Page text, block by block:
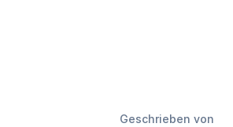
Geschrieben von